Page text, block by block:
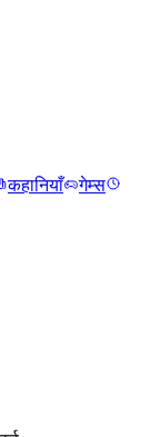
कहानियाँ
गेम्स